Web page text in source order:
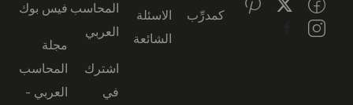
كمدرِّب
الاسئلة
الشائعة
المحاسب
العربي
اشترك
في
فيس بوك
مجلة
المحاسب
العربي -